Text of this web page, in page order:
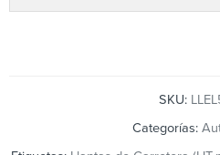
SKU:
Categorías: